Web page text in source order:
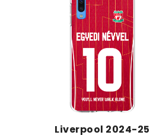
Liverpool 2024-25